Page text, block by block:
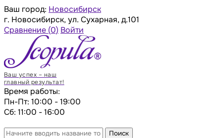
Ваш город: Новосибирск
г. Новосибирск, ул. Сухарная, д.101
Сравнение (0) Войти
Ваш успех – наш
главный результат!
Время работы:
Пн-Пт: 10:00 - 19:00
Сб: 11:00 - 16:00
Поиск